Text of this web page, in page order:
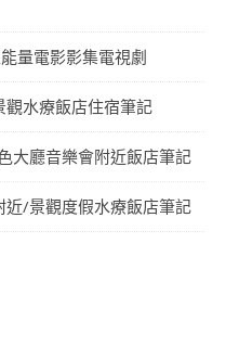
量電影影集電視劇
觀水療飯店住宿筆記
大廳音樂會附近飯店筆記
近/景觀度假水療飯店筆記